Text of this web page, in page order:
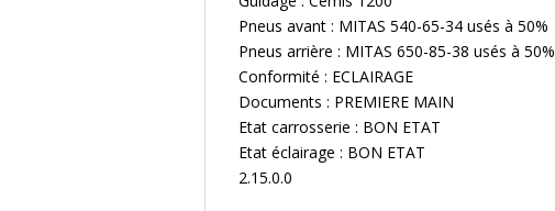
Pneus avant : MITAS 540-65-34 usés à 50%
Pneus arrière : MITAS 650-85-38 usés à 50%
Conformité : ECLAIRAGE
Documents : PREMIERE MAIN
Etat carrosserie : BON ETAT
Etat éclairage : BON ETAT
2.15.0.0